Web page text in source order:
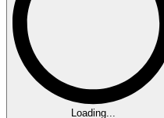
Loading...